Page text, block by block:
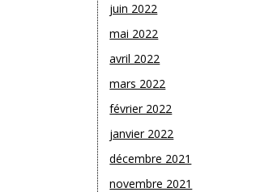
juin 2022
mai 2022
avril 2022
mars 2022
février 2022
janvier 2022
décembre 2021
novembre 2021